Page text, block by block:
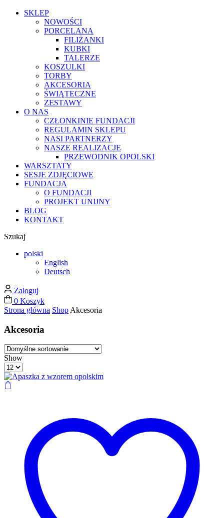
SKLEP
NOWOŚCI
PORCELANA
FILIŻANKI
KUBKI
TALERZE
KOSZULKI
TORBY
AKCESORIA
ŚWIĄTECZNE
ZESTAWY
O NAS
CZŁONKINIE FUNDACJI
REGULAMIN SKLEPU
NASI PARTNERZY
NASZE REALIZACJE
PRZEWODNIK OPOLSKI
WARSZTATY
SESJE ZDJĘCIOWE
FUNDACJA
O FUNDACJI
PROJEKT UNIJNY
BLOG
KONTAKT
Szukaj
polski
English
Deutsch
Zaloguj
0 Koszyk
Strona główna Shop Akcesoria
Akcesoria
4
columns
grid
2
columns
list
Show
Products
per
page